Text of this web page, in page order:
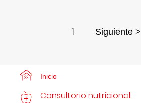
1 Siguiente >
Inicio
Consultorio nutricional